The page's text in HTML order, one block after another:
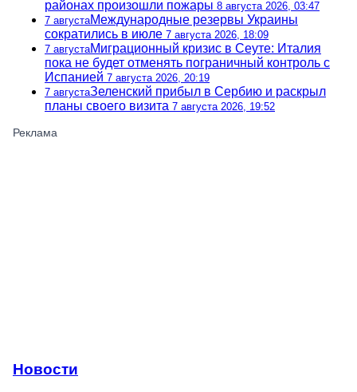
районах произошли пожары 8 августа 2026, 03:47
7 августаМеждународные резервы Украины
сократились в июле 7 августа 2026, 18:09
7 августаМиграционный кризис в Сеуте: Италия
пока не будет отменять пограничный контроль с
Испанией 7 августа 2026, 20:19
7 августаЗеленский прибыл в Сербию и раскрыл
планы своего визита 7 августа 2026, 19:52
Новости